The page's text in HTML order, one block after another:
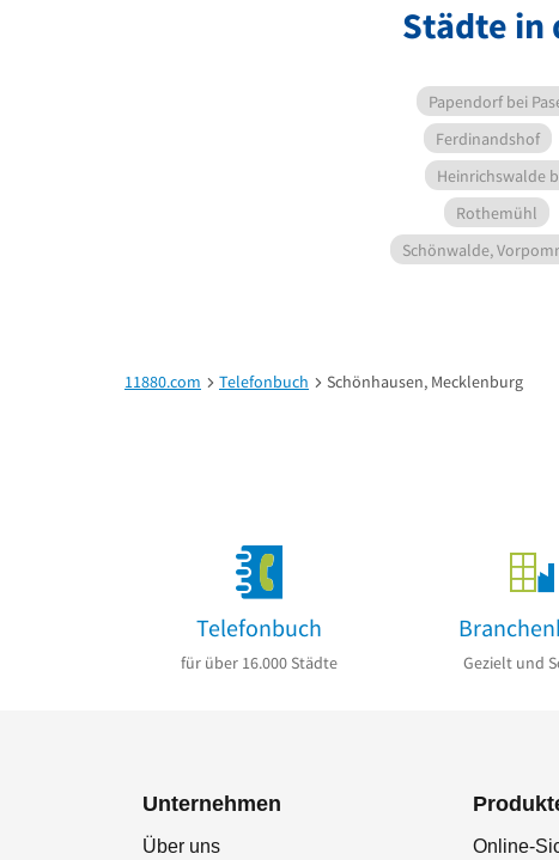
Städte in
Papendorf bei
Ferdinandshof
Heinrichswalde
Rothemühl
Schönwalde,
11880.com Telefonbuch Schönhausen, Mecklenburg
Telefonbuch
für über 16.000 Städte Gezielt und
Unternehmen
Über uns Online-